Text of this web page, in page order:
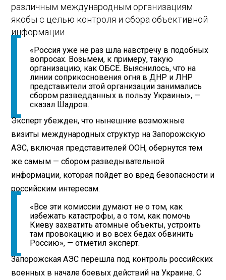
различным международным организациям
якобы с целью контроля и сбора объективной
информации.
«Россия уже не раз шла навстречу в подобных
вопросах. Возьмем, к примеру, такую
организацию, как ОБСЕ. Выяснилось, что на
линии соприкосновения огня в ДНР и ЛНР
представители этой организации занимались
сбором разведданных в пользу Украины», —
сказал Шадров.
Эксперт убежден, что нынешние возможные
визиты международных структур на Запорожскую
АЭС, включая представителей ООН, обернутся тем
же самым — сбором разведывательной
информации, которая пойдет во вред безопасности и
российским интересам.
«Все эти комиссии думают не о том, как
избежать катастрофы, а о том, как помочь
Киеву захватить атомные объекты, устроить
там провокацию и во всех бедах обвинить
Россию», — отметил эксперт.
Запорожская АЭС перешла под контроль российских
военных в начале боевых действий на Украине. С